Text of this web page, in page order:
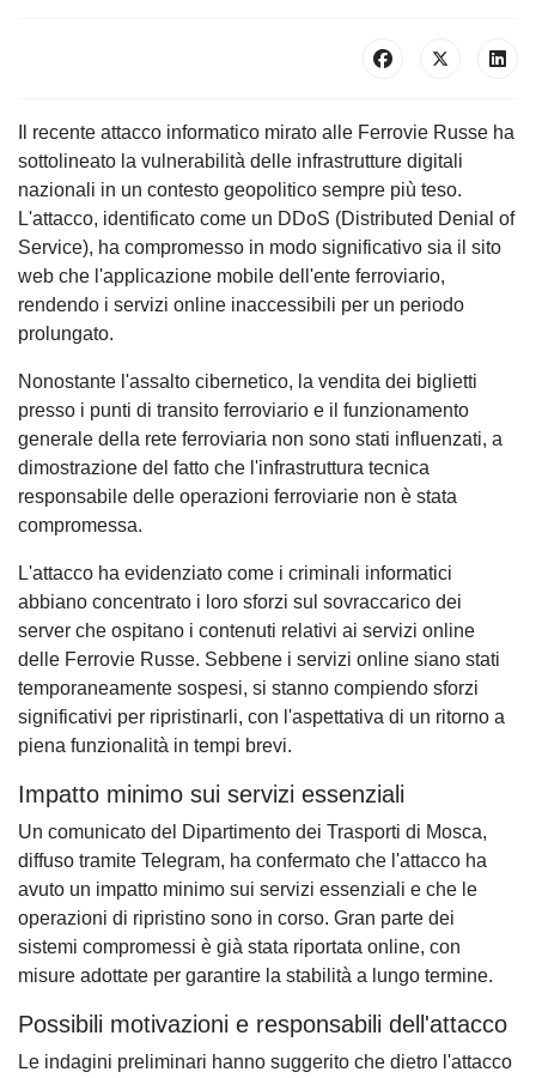
Il recente attacco informatico mirato alle Ferrovie Russe ha
sottolineato la vulnerabilità delle infrastrutture digitali
nazionali in un contesto geopolitico sempre più teso.
L'attacco, identificato come un DDoS (Distributed Denial of
Service), ha compromesso in modo significativo sia il sito
web che l'applicazione mobile dell'ente ferroviario,
rendendo i servizi online inaccessibili per un periodo
prolungato.
Nonostante l'assalto cibernetico, la vendita dei biglietti
presso i punti di transito ferroviario e il funzionamento
generale della rete ferroviaria non sono stati influenzati, a
dimostrazione del fatto che l'infrastruttura tecnica
responsabile delle operazioni ferroviarie non è stata
compromessa.
L'attacco ha evidenziato come i criminali informatici
abbiano concentrato i loro sforzi sul sovraccarico dei
server che ospitano i contenuti relativi ai servizi online
delle Ferrovie Russe. Sebbene i servizi online siano stati
temporaneamente sospesi, si stanno compiendo sforzi
significativi per ripristinarli, con l'aspettativa di un ritorno a
piena funzionalità in tempi brevi.
Impatto minimo sui servizi essenziali
Un comunicato del Dipartimento dei Trasporti di Mosca,
diffuso tramite Telegram, ha confermato che l'attacco ha
avuto un impatto minimo sui servizi essenziali e che le
operazioni di ripristino sono in corso. Gran parte dei
sistemi compromessi è già stata riportata online, con
misure adottate per garantire la stabilità a lungo termine.
Possibili motivazioni e responsabili dell'attacco
Le indagini preliminari hanno suggerito che dietro l'attacco